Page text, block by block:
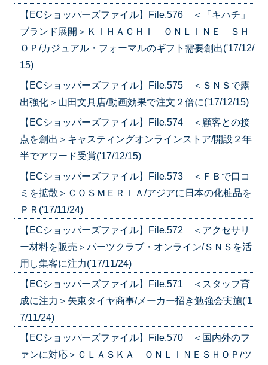
【ECショッパーズファイル】File.576 ＜「キハチ」
ブランド展開＞ＫＩＨＡＣＨＩ ＯＮＬＩＮＥ ＳＨ
ＯＰ/カジュアル・フォーマルのギフト需要創出('17/12/
15)
【ECショッパーズファイル】File.575 ＜ＳＮＳで露
出強化＞山田文具店/動画効果で注文２倍に('17/12/15)
【ECショッパーズファイル】File.574 ＜顧客との接
点を創出＞キャスティングオンラインストア/開設２年
半でアワード受賞('17/12/15)
【ECショッパーズファイル】File.573 ＜ＦＢで口コ
ミを拡散＞ＣＯＳＭＥＲＩＡ/アジアに日本の化粧品を
ＰＲ('17/11/24)
【ECショッパーズファイル】File.572 ＜アクセサリ
ー材料を販売＞パーツクラブ・オンライン/ＳＮＳを活
用し集客に注力('17/11/24)
【ECショッパーズファイル】File.571 ＜スタッフ育
成に注力＞矢東タイヤ商事/メーカー招き勉強会実施('1
7/11/24)
【ECショッパーズファイル】File.570 ＜国内外のフ
ァンに対応＞ＣＬＡＳＫＡ ＯＮＬＩＮＥＳＨＯＰ/ツ